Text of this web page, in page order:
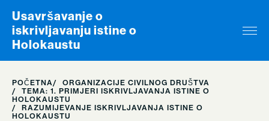
Skip to content
Usavršavanje o
iskrivljavanju istine o
Holokaustu
POČETNA
ORGANIZACIJE CIVILNOG DRUŠTVA
TEMA: 1. PRIMJERI ISKRIVLJAVANJA ISTINE O
HOLOKAUSTU
RAZUMIJEVANJE ISKRIVLJAVANJA ISTINE O
HOLOKAUSTU